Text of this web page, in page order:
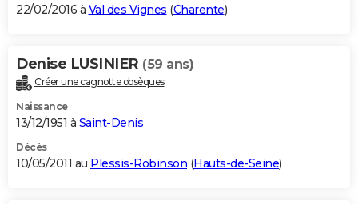
22/02/2016 à Val des Vignes (Charente)
Denise LUSINIER (59 ans)
Créer une cagnotte obsèques
Naissance
13/12/1951 à Saint-Denis
Décès
10/05/2011 au Plessis-Robinson (Hauts-de-Seine)